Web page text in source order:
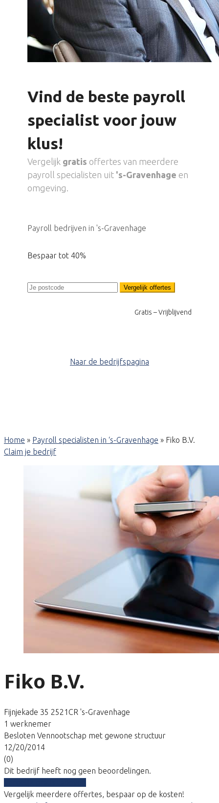
Vind de beste payroll
specialist voor jouw
klus!
Vergelijk gratis offertes van meerdere
payroll specialisten uit 's-Gravenhage en
omgeving.
Payroll bedrijven in 's-Gravenhage
Bespaar tot 40%
Vergelijk offertes
Gratis – Vrijblijvend
Naar de bedrijfspagina
Home » Payroll specialisten in ‘s-Gravenhage » Fiko B.V.
Claim je bedrijf
Fiko B.V.
Fijnjekade 35 2521CR 's-Gravenhage
1 werknemer
Besloten Vennootschap met gewone structuur
12/20/2014
(0)
Dit bedrijf heeft nog geen beoordelingen.
Vergelijk meerdere offertes, bespaar op de kosten!